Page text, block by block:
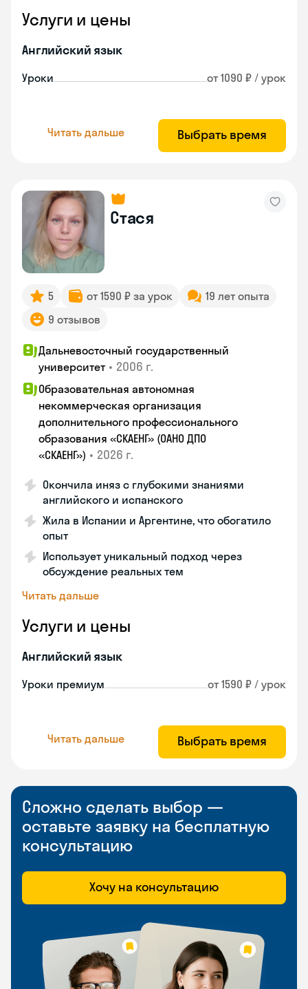
Услуги и цены
Английский язык
Уроки от 1090 ₽ / урок
Читать дальше Выбрать время
Стася
5 от 1590 ₽ за урок
19 лет опыта
9 отзывов
Дальневосточный государственный
университет • 2006 г.
Образовательная автономная
некоммерческая организация
дополнительного профессионального
образования «СКАЕНГ» (ОАНО ДПО
«СКАЕНГ») • 2026 г.
Окончила иняз с глубокими знаниями
английского и испанского
Жила в Испании и Аргентине, что обогатило
опыт
Использует уникальный подход через
обсуждение реальных тем
Читать дальше
Услуги и цены
Английский язык
Уроки премиум от 1590 ₽ / урок
Читать дальше Выбрать время
Сложно сделать выбор —
оставьте заявку на бесплатную
консультацию
Хочу на консультацию